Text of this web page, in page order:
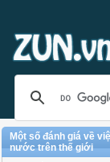
Một số đánh giá về
nước trên thế giới